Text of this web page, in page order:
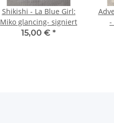
Shikishi - La Blue Girl:
Miko glancing- signiert
15,00 € *
-